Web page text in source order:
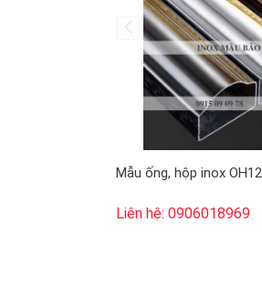
Mẫu ống, hộp inox OH12
Liên hệ: 0906018969